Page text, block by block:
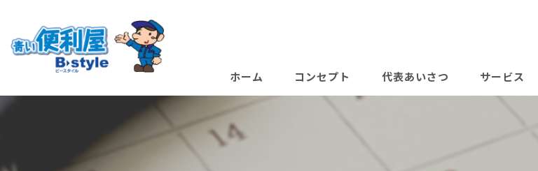
ホーム コンセプト 代表あいさつ サービス